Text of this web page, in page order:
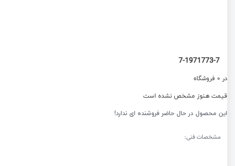
7-1971773-7
در 0 فروشگاه
قیمت هنوز مشخص نشده است
این محصول در حال حاضر فروشنده ای ندارد!
مشخصات فنی: